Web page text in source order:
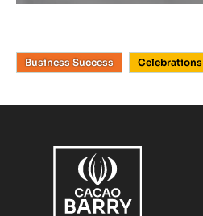
Business Success Celebrations